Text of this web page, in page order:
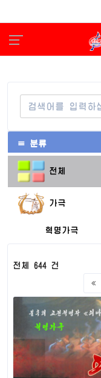
≡ 분류
전체
가극
혁명가극
연 극
음악
전체 644 건